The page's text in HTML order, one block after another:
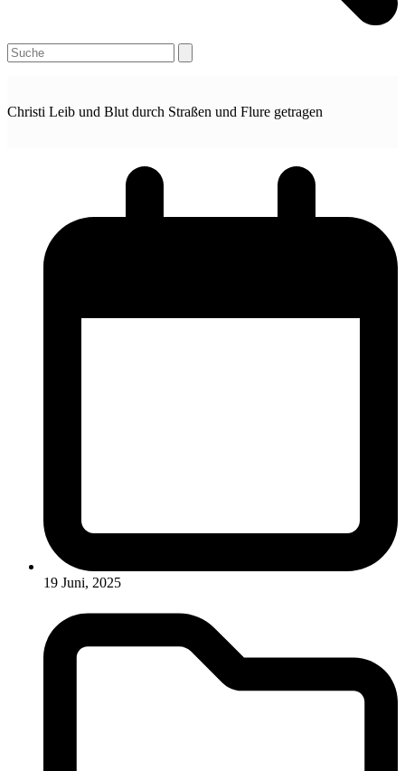
Open
mobile
Close
mobile
Search
Christi Leib und Blut durch Straßen und Flure getragen
19 Juni, 2025